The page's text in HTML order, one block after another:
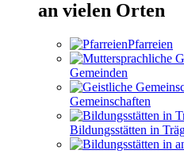
an vielen Orten
Pfarreien
Gemeinden
Gemeinschaften
Bildungsstätten in